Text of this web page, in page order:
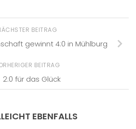
BEITRAG
gewinnt 4:0 in Mühlburg
BEITRAG
2:0 für das Glück
EBENFALLS